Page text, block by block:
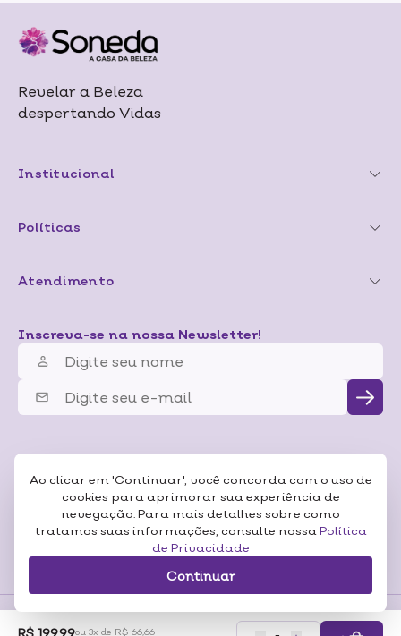
Ao clicar em 'Continuar', você concorda com o uso de
cookies para aprimorar sua experiência de
nevegação. Para mais detalhes sobre como
tratamos suas informações, consulte nossa Política
de Privacidade
Continuar
R$ 199,99ou 3x de R$ 66,66
Revelar a Beleza
despertando Vidas
Institucional
Políticas
Atendimento
Inscreva-se na nossa Newsletter!